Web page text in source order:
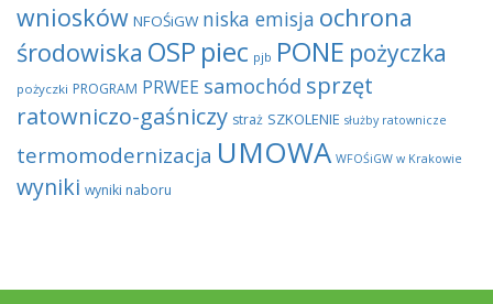
wniosków NFOŚiGW niska emisja ochrona
środowiska OSP piec pjb PONE pożyczka
pożyczki PROGRAM PRWEE samochód sprzęt
ratowniczo-gaśniczy straż SZKOLENIE służby ratownicze
termomodernizacja UMOWA WFOŚiGW w Krakowie
wyniki wyniki naboru